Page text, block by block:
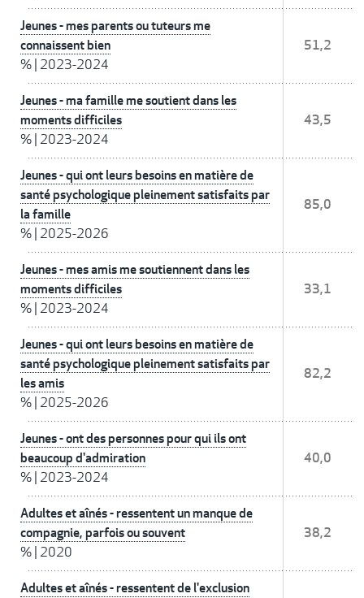
Jeunes - mes parents ou tuteurs me
connaissent bien
% 2023-2024
51,2
Jeunes - ma famille me soutient dans les
moments difficiles
% 2023-2024
43,5
Jeunes - qui ont leurs besoins en matière de
santé psychologique pleinement satisfaits par
la famille
% 2025-2026
85,0
Jeunes - mes amis me soutiennent dans les
moments difficiles
% 2023-2024
33,1
Jeunes - qui ont leurs besoins en matière de
santé psychologique pleinement satisfaits par
les amis
% 2025-2026
82,2
Jeunes - ont des personnes pour qui ils ont
beaucoup d'admiration
% 2023-2024
40,0
Adultes et aînés - ressentent un manque de
compagnie, parfois ou souvent
% 2020
38,2
Adultes et aînés - ressentent de l'exclusion